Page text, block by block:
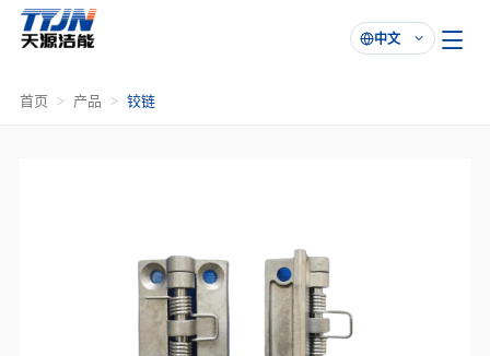

中文
首页 产品 铰链